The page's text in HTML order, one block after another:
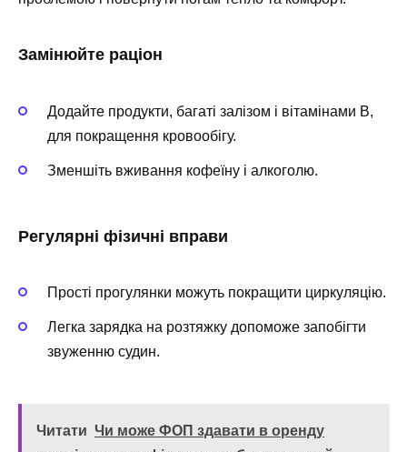
Замінюйте раціон
Додайте продукти, багаті залізом і вітамінами В,
для покращення кровообігу.
Зменшіть вживання кофеїну і алкоголю.
Регулярні фізичні вправи
Прості прогулянки можуть покращити циркуляцію.
Легка зарядка на розтяжку допоможе запобігти
звуженню судин.
Читати Чи може ФОП здавати в оренду